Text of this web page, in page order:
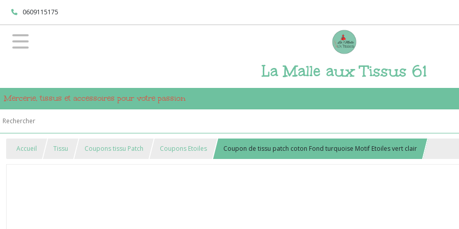
0609115175
La Malle aux Tissus 61
Mercerie, tissus et accessoires pour votre passion
Accueil Tissu Coupons tissu Patch Coupons Etoiles Coupon de tissu patch coton Fond turquoise Motif Etoiles vert clair